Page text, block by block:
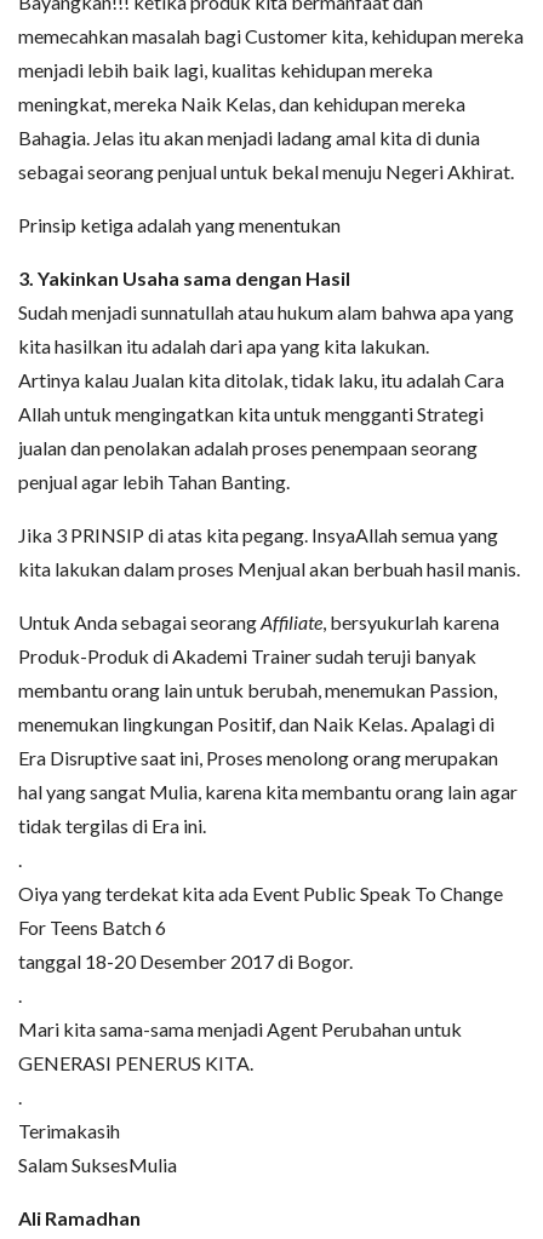
memecahkan masalah bagi Customer kita, kehidupan mereka
menjadi lebih baik lagi, kualitas kehidupan mereka
meningkat, mereka Naik Kelas, dan kehidupan mereka
Bahagia. Jelas itu akan menjadi ladang amal kita di dunia
sebagai seorang penjual untuk bekal menuju Negeri Akhirat.
Prinsip ketiga adalah yang menentukan
3. Yakinkan Usaha sama dengan Hasil
Sudah menjadi sunnatullah atau hukum alam bahwa apa yang
kita hasilkan itu adalah dari apa yang kita lakukan.
Artinya kalau Jualan kita ditolak, tidak laku, itu adalah Cara
Allah untuk mengingatkan kita untuk mengganti Strategi
jualan dan penolakan adalah proses penempaan seorang
penjual agar lebih Tahan Banting.
Jika 3 PRINSIP di atas kita pegang. InsyaAllah semua yang
kita lakukan dalam proses Menjual akan berbuah hasil manis.
Untuk Anda sebagai seorangAffiliate, bersyukurlah karena
Produk-Produk di Akademi Trainer sudah teruji banyak
membantu orang lain untuk berubah, menemukan Passion,
menemukan lingkungan Positif, dan Naik Kelas. Apalagi di
Era Disruptive saat ini, Proses menolong orang merupakan
hal yang sangat Mulia, karena kita membantu orang lain agar
tidak tergilas di Era ini.
.
Oiya yang terdekat kita ada Event Public Speak To Change
For Teens Batch 6
tanggal 18-20 Desember 2017 di Bogor.
.
Mari kita sama-sama menjadi Agent Perubahan untuk
GENERASI PENERUS KITA.
.
Terimakasih
Salam SuksesMulia
Ali Ramadhan